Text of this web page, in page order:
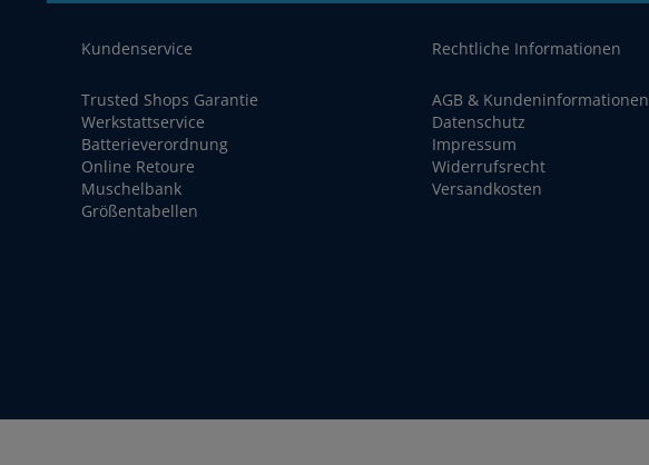
Kundenservice
Trusted Shops Garantie
Werkstattservice
Batterieverordnung
Online Retoure
Muschelbank
Größentabellen
Rechtliche Informationen
AGB & Kundeninformationen
Datenschutz
Impressum
Widerrufsrecht
Versandkosten